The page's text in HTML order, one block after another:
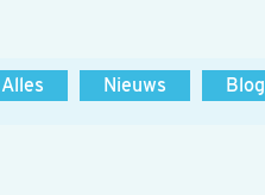
Alles Nieuws Blog